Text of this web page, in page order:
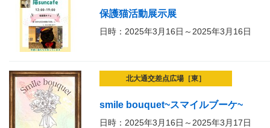
保護猫活動展示展
日時：2025年3月16日～2025年3月16日
北大通交差点広場［東］
smile bouquet~スマイルブーケ~
日時：2025年3月16日～2025年3月17日